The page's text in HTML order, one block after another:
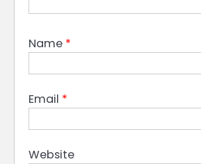
Name *
Email *
Website